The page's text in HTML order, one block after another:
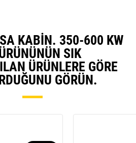
KABIN. 350-600 KW
SIK
ÜRÜNLERE GÖRE
GÖRÜN.